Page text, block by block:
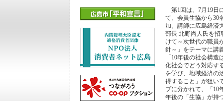
第1回は、7月19日
て、会員生協から30
加。講師に広島経済
部長 北野尚人氏を招
けて～次世代の職員
針～」をテーマに講
「10年後の社会構
化社会でどう対応す
を学び、地域経済の
得すること」が狙い
プに分かれて、「10
年後の「生協」が持